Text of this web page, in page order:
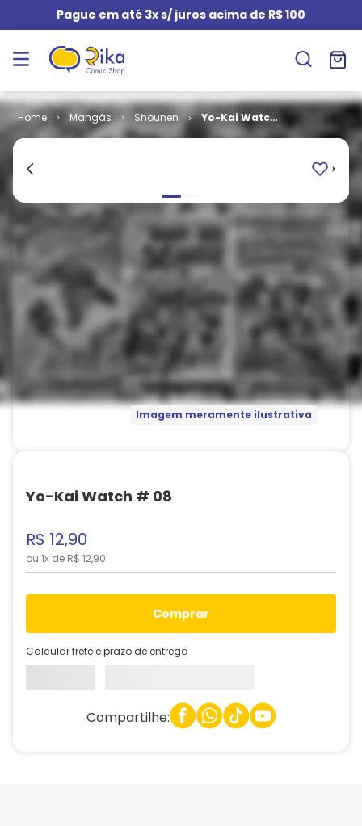
Pague em até 3x s/ juros acima de R$ 100
Mangás Shounen
Yo-Kai Watch
Imagem meramente ilustrativa
Yo-Kai Watch # 08
R$ 12,90
ou 1x de R$ 12,90
comprar
Calcular frete e prazo de entrega
Compartilhe: